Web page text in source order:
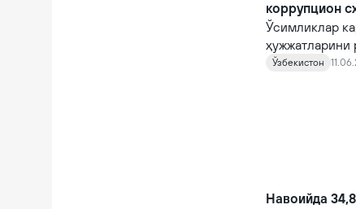
коррупцион
Ўсимликлар
этилди.
Ўзбекистон
Навоийда